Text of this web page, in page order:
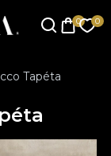
Tapéta